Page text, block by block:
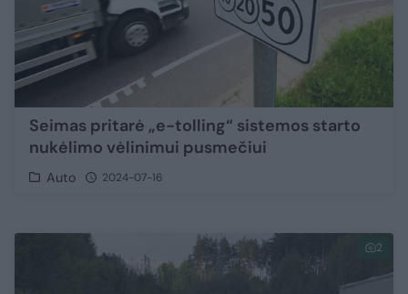
Seimas pritarė „e-tolling“ sistemos starto
nukėlimo vėlinimui pusmečiui
Auto 2024-07-16
2